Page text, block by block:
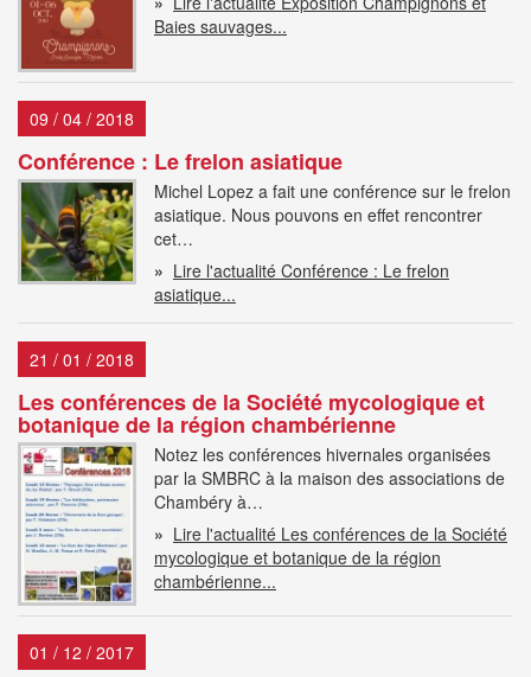
Baies sauvages...
09 / 04 / 2018
Conférence : Le frelon asiatique
Michel Lopez a fait une conférence sur le frelon
asiatique. Nous pouvons en effet rencontrer
cet…
» Lire l'actualité Conférence : Le frelon
asiatique...
21 / 01 / 2018
Les conférences de la Société mycologique et
botanique de la région chambérienne
Notez les conférences hivernales organisées
par la SMBRC à la maison des associations de
Chambéry à…
» Lire l'actualité Les conférences de la Société
mycologique et botanique de la région
chambérienne...
01 / 12 / 2017